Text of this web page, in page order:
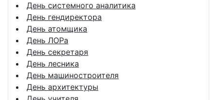
День системного аналитика
День гендиректора
День атомщика
День ЛОРа
День секретаря
День лесника
День машиностроителя
День архитектуры